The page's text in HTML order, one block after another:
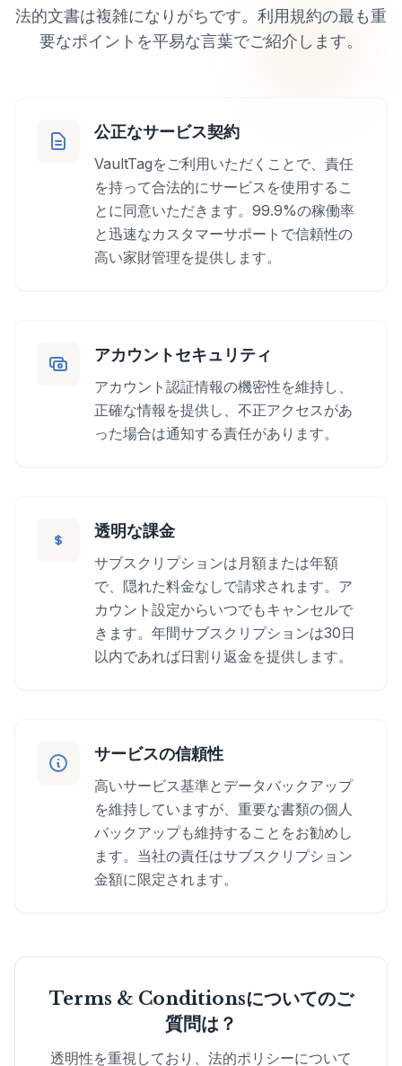
法的文書は複雑になりがちです。利用規約の最も重
要なポイントを平易な言葉でご紹介します。
公正なサービス契約
VaultTagをご利用いただくことで、責任
を持って合法的にサービスを使用するこ
とに同意いただきます。99.9%の稼働率
と迅速なカスタマーサポートで信頼性の
高い家財管理を提供します。
アカウントセキュリティ
アカウント認証情報の機密性を維持し、
正確な情報を提供し、不正アクセスがあ
った場合は通知する責任があります。
透明な課金
サブスクリプションは月額または年額
で、隠れた料金なしで請求されます。ア
カウント設定からいつでもキャンセルで
きます。年間サブスクリプションは30日
以内であれば日割り返金を提供します。
サービスの信頼性
高いサービス基準とデータバックアップ
を維持していますが、重要な書類の個人
バックアップも維持することをお勧めし
ます。当社の責任はサブスクリプション
金額に限定されます。
Terms & Conditionsについてのご
質問は？
透明性を重視しており、法的ポリシーについて